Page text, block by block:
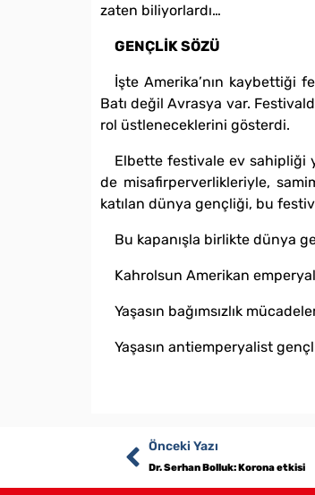
zaten biliyorlardı…
GENÇLİK SÖZÜ
İşte Amerika’nın kaybettiği
Batı değil Avrasya var.
rol üstleneceklerini gösterdi.
Elbette festivale ev sahipliği
de misafirperverlikleriyle,
katılan dünya gençliği, bu
Bu kapanışla birlikte dünya
Kahrolsun Amerikan
Yaşasın bağımsızlık
Yaşasın antiemperyalist
Önceki Yazı
Dr. Serhan Bolluk: Korona etkisi